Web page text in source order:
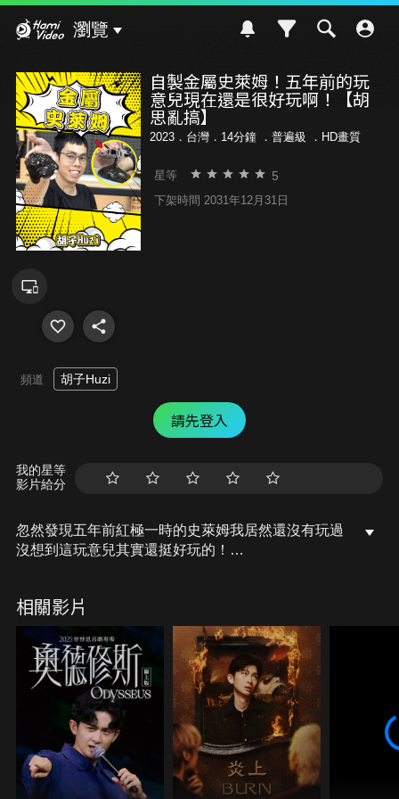
瀏覽
自製金屬史萊姆！五年前的玩
意兒現在還是很好玩啊！【胡
思亂搞】
2023．台灣．14分鐘 ． 普遍級 ．HD畫質
星等 5
下架時間 2031年12月31日
頻道 胡子Huzi
請先登入
我的星等
影片給分
忽然發現五年前紅極一時的史萊姆我居然還沒有玩過
沒想到這玩意兒其實還挺好玩的！
#胡子Huzi #胡思亂搞 #金屬史萊姆
相關影片